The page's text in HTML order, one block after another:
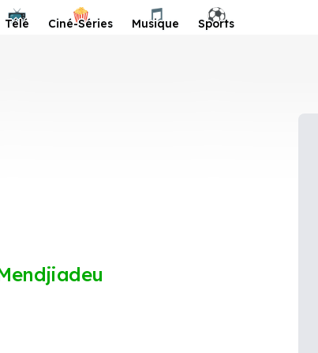
📺
Télé 🍿
Ciné-Séries 🎵
Musique ⚽️
Sports